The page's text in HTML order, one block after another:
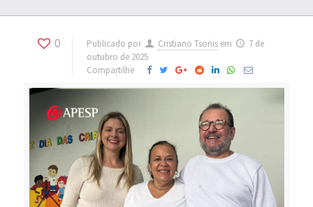
0 Publicado por Cristiano Tsonis em
7 de
outubro de 2025
Compartilhe